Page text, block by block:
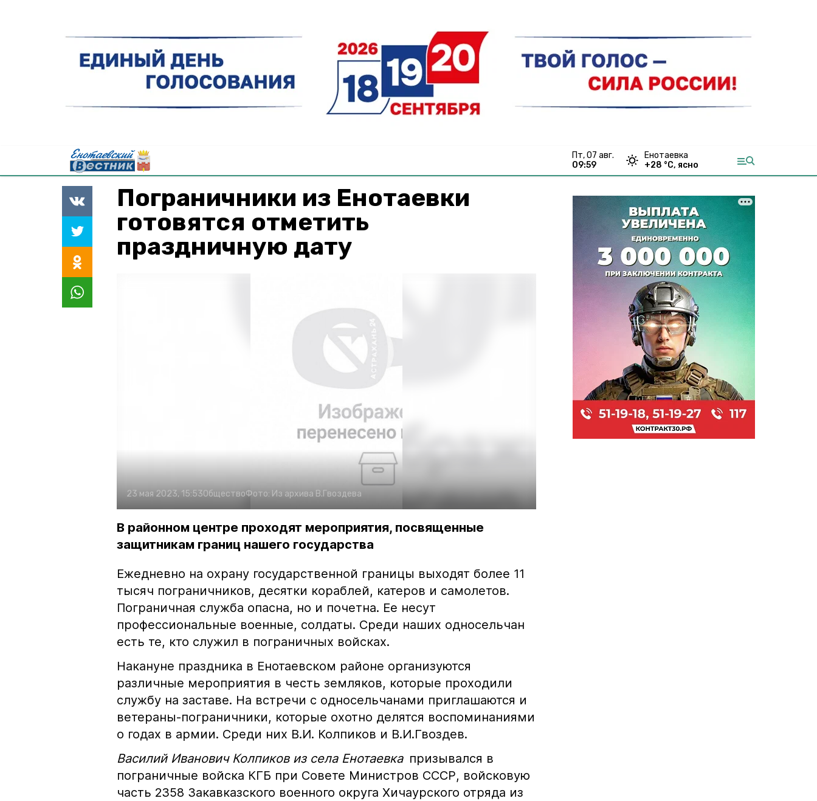
пт, 07 авг.
09:59
Енотаевка
+28 °С, ясно
Пограничники из Енотаевки
готовятся отметить
праздничную дату
23 мая 2023, 15:53ОбществоФото: Из архива В.Гвоздева
В районном центре проходят мероприятия, посвященные
защитникам границ нашего государства
Ежедневно на охрану государственной границы выходят более 11
тысяч пограничников, десятки кораблей, катеров и самолетов.
Пограничная служба опасна, но и почетна. Ее несут
профессиональные военные, солдаты. Среди наших односельчан
есть те, кто служил в пограничных войсках.
Накануне праздника в Енотаевском районе организуются
различные мероприятия в честь земляков, которые проходили
службу на заставе. На встречи с односельчанами приглашаются и
ветераны-пограничники, которые охотно делятся воспоминаниями
о годах в армии. Среди них В.И. Колпиков и В.И.Гвоздев.
Василий Иванович Колпиков из села Енотаевка призывался в
пограничные войска КГБ при Совете Министров СССР, войсковую
часть 2358 Закавказского военного округа Хичаурского отряда из